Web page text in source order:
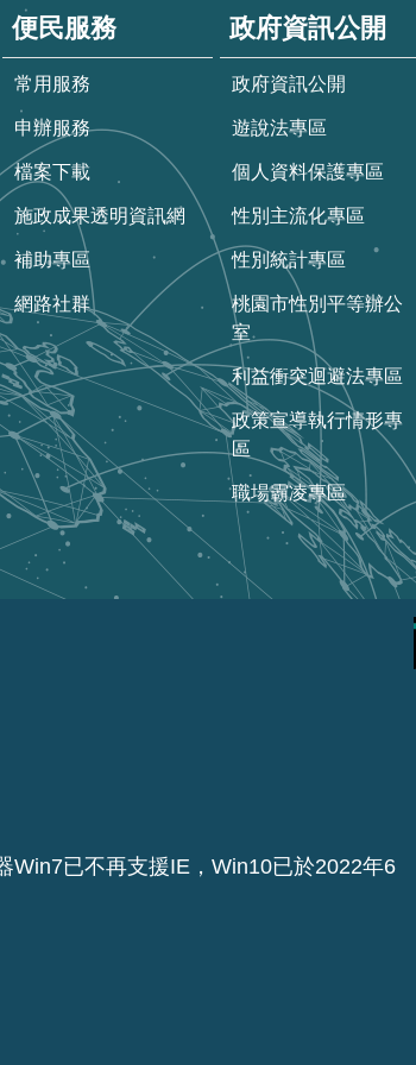
便民服務
常用服務
申辦服務
檔案下載
施政成果透明資訊網
補助專區
網路社群
政府資訊公開
政府資訊公開
遊說法專區
個人資料保護專區
性別主流化專區
性別統計專區
桃園市性別平等辦公
室
利益衝突迴避法專區
政策宣導執行情形專
區
職場霸凌專區
Win7已不再支援IE，Win10已於2022年6